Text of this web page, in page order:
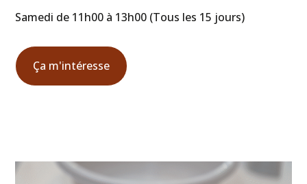
Samedi de 11h00 à 13h00 (Tous les 15 jours)
Ça m'intéresse